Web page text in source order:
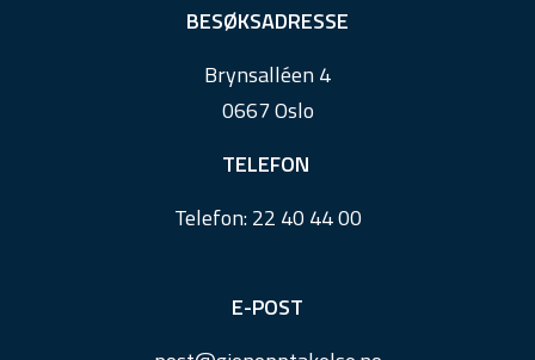
BESØKSADRESSE
Brynsalléen 4
0667 Oslo
TELEFON
Telefon:22 40 44 00
E-POST